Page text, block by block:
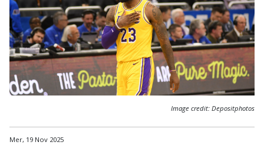
Mer, 19 Nov 2025
Image credit: Depositphotos